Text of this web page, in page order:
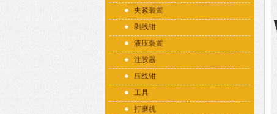
夹紧装置
剥线钳
液压装置
注胶器
压线钳
工具
打磨机